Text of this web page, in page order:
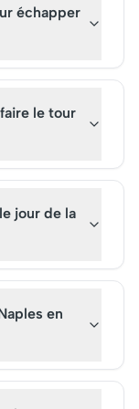
échapper
le tour
jour de la
en